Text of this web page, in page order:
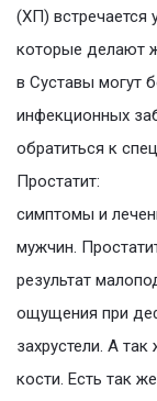
(ХП) встречается
которые делают
в Суставы могут
инфекционных
обратиться к
Простатит:
симптомы и
мужчин.
результат
ощущения при
захрустели. А
кости. Есть так